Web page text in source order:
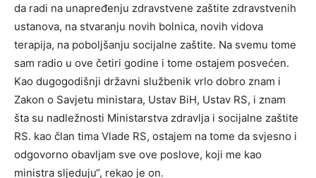
da radi na unapređenju zdravstvene zaštite zdravstvenih
ustanova, na stvaranju novih bolnica, novih vidova
terapija, na poboljšanju socijalne zaštite. Na svemu tome
sam radio u ove četiri godine i tome ostajem posvećen.
Kao dugogodišnji državni službenik vrlo dobro znam i
Zakon o Savjetu ministara, Ustav BiH, Ustav RS, i znam
šta su nadležnosti Ministarstva zdravlja i socijalne zaštite
RS. kao član tima Vlade RS, ostajem na tome da svjesno i
odgovorno obavljam sve ove poslove, koji me kao
ministra sljeduju“, rekao je on.